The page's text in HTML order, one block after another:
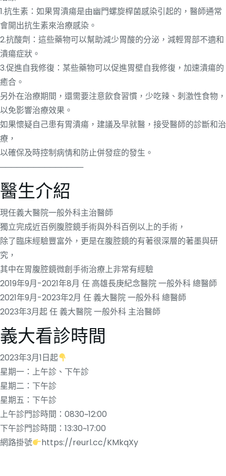
1.抗生素：如果胃潰瘍是由幽門螺旋桿菌感染引起的，醫師通常
會開出抗生素來治療感染。
2.抗酸劑：這些藥物可以幫助減少胃酸的分泌，減輕胃部不適和
潰瘍症狀。
3.促進自我修復：某些藥物可以促進胃壁自我修復，加速潰瘍的
癒合。
另外在治療期間，還需要注意飲食習慣，少吃辣、刺激性食物，
以免影響治療效果。
如果懷疑自己患有胃潰瘍，建議及早就醫，接受醫師的診斷和治
療，
以確保及時控制病情和防止併發症的發生。
───────────────
醫生介紹
現任義大醫院一般外科主治醫師
獨立完成近百例腹腔鏡手術與外科百例以上的手術，
除了臨床經驗豐富外，更是在腹腔鏡的有著很深層的著墨與研
究，
其中在胃腹腔鏡微創手術治療上非常有經驗
2019年9月-2021年8月 任 高雄長庚紀念醫院 一般外科 總醫師
2021年9月-2023年2月 任 義大醫院 一般外科 總醫師
2023年3月起 任 義大醫院 一般外科 主治醫師
義大看診時間
2023年3月1日起
星期一：上午診、下午診
星期二：下午診
星期五：下午診
上午診門診時間：0830~12:00
下午診門診時間：13:30~17:00
網路掛號
https://reurl.cc/KMkqXy